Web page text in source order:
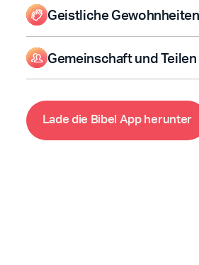
Geistliche
Lesen oder hören Sie sich die
Markiere, markiere und füge
Vergleiche Bibelversionen, um
Gemeinschaft und Teilen
Lesen oder hören Sie sich die
Vergleiche Bibelversionen, um
Ladedie Bibel Appherunter